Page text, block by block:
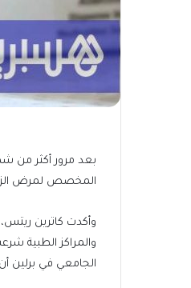
بعد مرور أكثر من
المخصص لمرض
وأكدت كاترين
والمراكز الطبية
الجامعي في برلين